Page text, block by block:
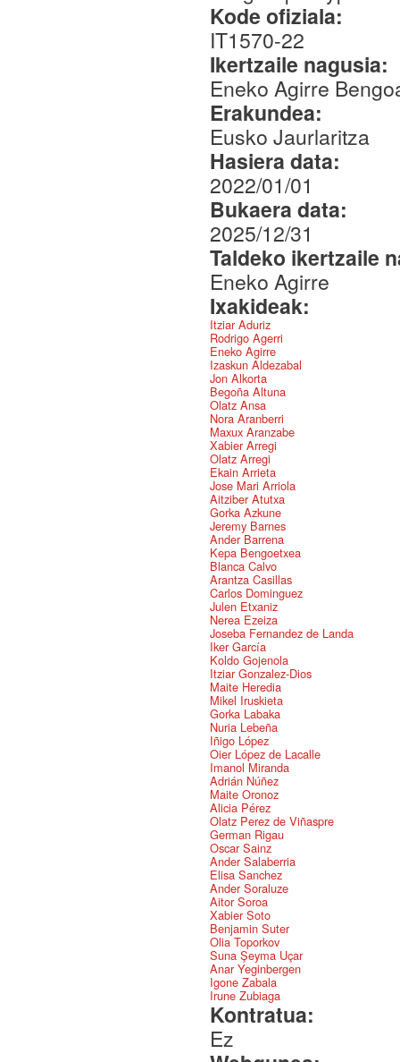
Kode ofiziala:
IT1570-22
Ikertzaile nagusia:
Eneko Agirre
Erakundea:
Eusko Jaurlaritza
Hasiera data:
2022/01/01
Bukaera data:
2025/12/31
Taldeko ikertzaile
Eneko Agirre
Ixakideak:
Itziar Aduriz
Rodrigo Agerri
Eneko Agirre
Izaskun Aldezabal
Jon Alkorta
Begoña Altuna
Olatz Ansa
Nora Aranberri
Maxux Aranzabe
Xabier Arregi
Olatz Arregi
Ekain Arrieta
Jose Mari Arriola
Aitziber Atutxa
Gorka Azkune
Jeremy Barnes
Ander Barrena
Kepa Bengoetxea
Blanca Calvo
Arantza Casillas
Carlos Dominguez
Julen Etxaniz
Nerea Ezeiza
Joseba Fernandez de Landa
Iker García
Koldo Gojenola
Itziar Gonzalez-Dios
Maite Heredia
Mikel Iruskieta
Gorka Labaka
Nuria Lebeña
Iñigo López
Oier López de Lacalle
Imanol Miranda
Adrián Núñez
Maite Oronoz
Alicia Pérez
Olatz Perez de Viñaspre
German Rigau
Oscar Sainz
Ander Salaberria
Elisa Sanchez
Ander Soraluze
Aitor Soroa
Xabier Soto
Benjamin Suter
Olia Toporkov
Suna Şeyma Uçar
Anar Yeginbergen
Igone Zabala
Irune Zubiaga
Kontratua:
Ez